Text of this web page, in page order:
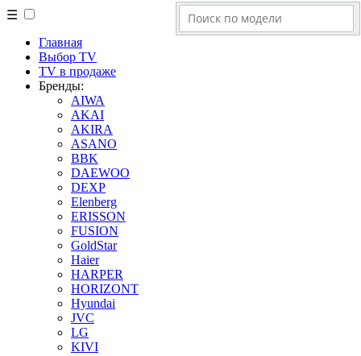
☰
Главная
Выбор TV
TV в продаже
Бренды:
AIWA
AKAI
AKIRA
ASANO
BBK
DAEWOO
DEXP
Elenberg
ERISSON
FUSION
GoldStar
Haier
HARPER
HORIZONT
Hyundai
JVC
LG
KIVI